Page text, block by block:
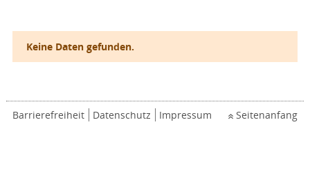
Keine Daten gefunden.
Barrierefreiheit Datenschutz Impressum Seitenanfang